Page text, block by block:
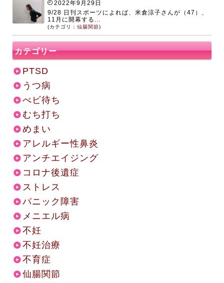
2022年9月29日
9/28 日刊スポーツによれば、米倉涼子さんが（47）、
11月に開幕する...
(カテゴリ： 仙腸関節)
カテゴリー
PTSD
うつ病
べビ待ち
むち打ち
めまい
アレルギー性鼻炎
アンチエイジング
コロナ後遺症
ストレス
パニック障害
メニエル病
不妊
不妊治療
不育症
仙腸関節